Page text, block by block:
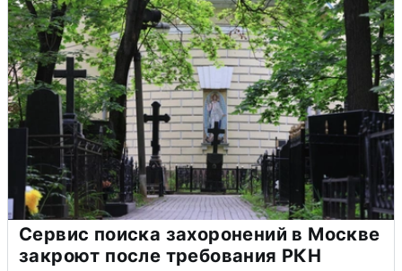
Сервис поиска захоронений в Москве
закроют после требования РКН